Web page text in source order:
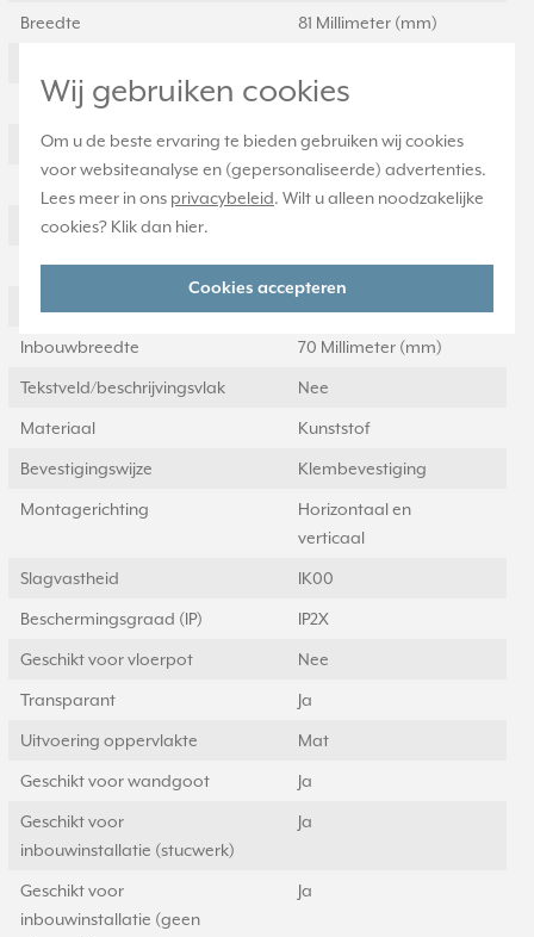
Wij gebruiken cookies
Om u de beste ervaring te bieden gebruiken wij cookies
voor websiteanalyse en (gepersonaliseerde) advertenties.
Lees meer in ons privacybeleid. Wilt u alleen noodzakelijke
cookies? Klik dan hier.
Cookies accepteren
Breedte 81 Millimeter (mm)
Hoogte 81 Millimeter (mm)
Diepte 11 Millimeter (mm)
Met klapdeksel
Oppervlaktebescherming Gelakt
Inbouwbreedte 70 Millimeter (mm)
Tekstveld/beschrijvingsvlak Nee
Materiaal Kunststof
Bevestigingswijze Klembevestiging
Montagerichting
Horizontaal en
verticaal
Slagvastheid IK00
Beschermingsgraad (IP) IP2X
Geschikt voor vloerpot Nee
Transparant Ja
Uitvoering oppervlakte Mat
Geschikt voor wandgoot Ja
Geschikt voor
inbouwinstallatie (stucwerk)
Ja
Geschikt voor
inbouwinstallatie (geen
Ja